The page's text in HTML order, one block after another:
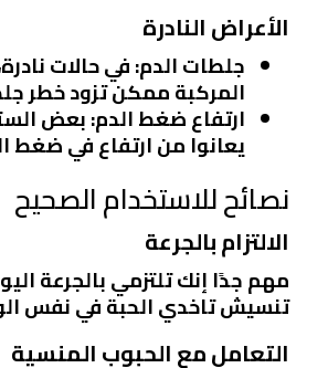
الأعراض النادرة
جلطات الدم: في حالات
المركبة ممكن تزود خطر
ارتفاع ضغط الدم: بعض
يعانوا من ارتفاع في ضغط
نصائح للاستخدام الصحيح
الالتزام بالجرعة
مهم جدًا إنك تلتزمي بالجرعة
تنسيش تاخدي الحبة في نفس
التعامل مع الحبوب المنسية